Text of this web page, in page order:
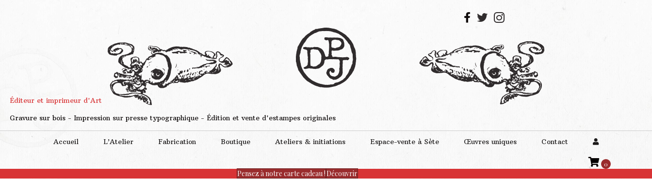
Éditeur et imprimeur d'Art
Gravure sur bois - Impression sur presse typographique - Édition et vente d'estampes originales
Accueil L’Atelier Fabrication Boutique Ateliers & initiations Espace-vente à Sète Œuvres uniques Contact
0
Pensez à notre carte cadeau !Découvrir